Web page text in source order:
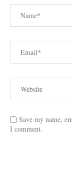
Save my name,
I comment.